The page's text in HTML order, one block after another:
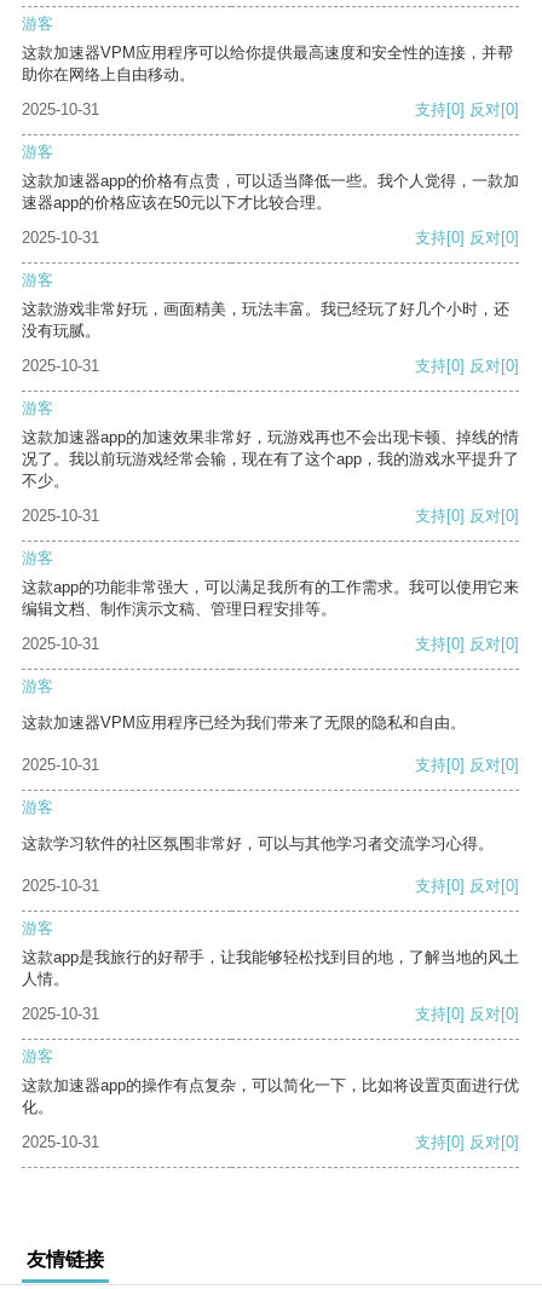
游客
这款加速器VPM应用程序可以给你提供最高速度和安全性的连接，并帮
助你在网络上自由移动。
2025-10-31
支持[0] 反对[0]
游客
这款加速器app的价格有点贵，可以适当降低一些。我个人觉得，一款加
速器app的价格应该在50元以下才比较合理。
2025-10-31
支持[0] 反对[0]
游客
这款游戏非常好玩，画面精美，玩法丰富。我已经玩了好几个小时，还
没有玩腻。
2025-10-31
支持[0] 反对[0]
游客
这款加速器app的加速效果非常好，玩游戏再也不会出现卡顿、掉线的情
况了。我以前玩游戏经常会输，现在有了这个app，我的游戏水平提升了
不少。
2025-10-31
支持[0] 反对[0]
游客
这款app的功能非常强大，可以满足我所有的工作需求。我可以使用它来
编辑文档、制作演示文稿、管理日程安排等。
2025-10-31
支持[0] 反对[0]
游客
这款加速器VPM应用程序已经为我们带来了无限的隐私和自由。
2025-10-31 支持[0] 反对[0]
游客
这款学习软件的社区氛围非常好，可以与其他学习者交流学习心得。
2025-10-31 支持[0] 反对[0]
游客
这款app是我旅行的好帮手，让我能够轻松找到目的地，了解当地的风土
人情。
2025-10-31
支持[0] 反对[0]
游客
这款加速器app的操作有点复杂，可以简化一下，比如将设置页面进行优
化。
2025-10-31
支持[0] 反对[0]
友情链接